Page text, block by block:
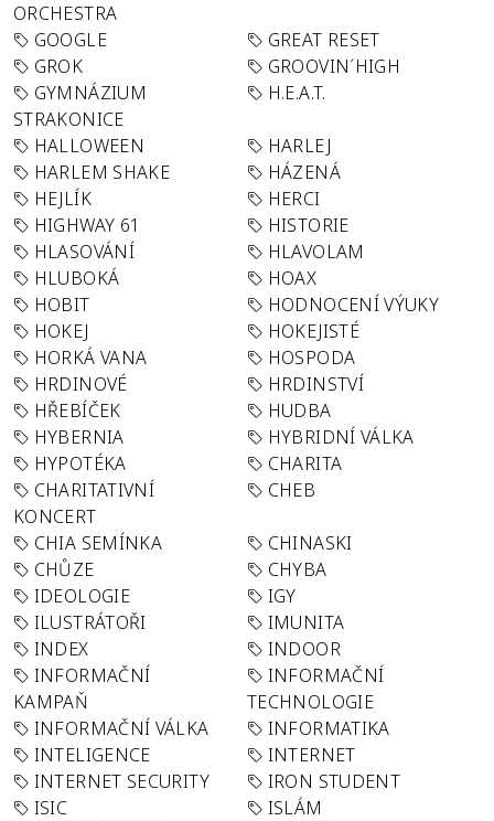
ORCHESTRA
GOOGLE
GREAT RESET
GROK
GROOVIN´HIGH
GYMNÁZIUM
STRAKONICE
H.E.A.T.
HALLOWEEN
HARLEJ
HARLEM SHAKE
HÁZENÁ
HEJLÍK
HERCI
HIGHWAY 61
HISTORIE
HLASOVÁNÍ
HLAVOLAM
HLUBOKÁ
HOAX
HOBIT
HODNOCENÍ VÝUKY
HOKEJ
HOKEJISTÉ
HORKÁ VANA
HOSPODA
HRDINOVÉ
HRDINSTVÍ
HŘEBÍČEK
HUDBA
HYBERNIA
HYBRIDNÍ VÁLKA
HYPOTÉKA
CHARITA
CHARITATIVNÍ
KONCERT
CHEB
CHIA SEMÍNKA
CHINASKI
CHŮZE
CHYBA
IDEOLOGIE
IGY
ILUSTRÁTOŘI
IMUNITA
INDEX
INDOOR
INFORMAČNÍ
KAMPAŇ
INFORMAČNÍ
TECHNOLOGIE
INFORMAČNÍ VÁLKA
INFORMATIKA
INTELIGENCE
INTERNET
INTERNET SECURITY
IRON STUDENT
ISIC
ISLÁM